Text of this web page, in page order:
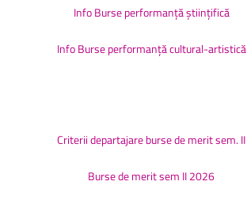
Info Burse performanță științifică
Info Burse performanță cultural-artistică
Criterii departajare burse de meritsem. II
Burse de merit sem II 2026